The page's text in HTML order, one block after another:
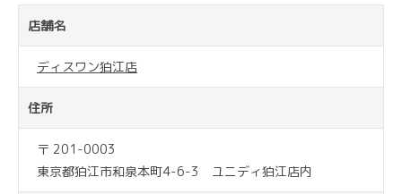
店舗名
ディスワン狛江店
住所
〒 201-0003
東京都狛江市和泉本町4-6-3 ユニディ狛江店内